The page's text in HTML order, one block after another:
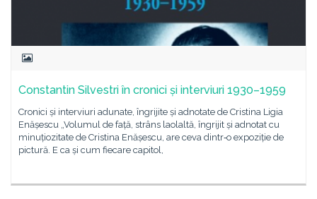
Constantin Silvestri în cronici și interviuri 1930–1959
Cronici și interviuri adunate, îngrijite și adnotate de Cristina Ligia
Enășescu „Volumul de față, strâns laolaltă, îngrijit și adnotat cu
minuțiozitate de Cristina Enășescu, are ceva dintr‐o expoziție de
pictură. E ca și cum fiecare capitol,